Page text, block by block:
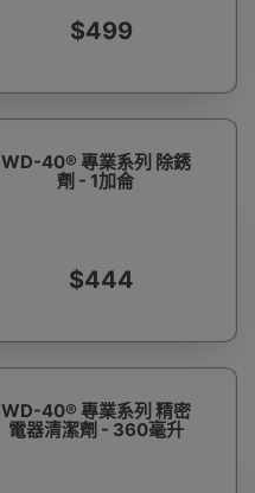
$499
WD-40® 專業系列 除銹
劑 - 1加侖
$444
WD-40® 專業系列 精密
電器清潔劑 - 360毫升